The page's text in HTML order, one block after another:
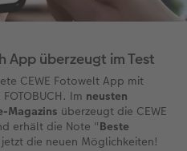
App überzeugt im Test
CEWE Fotowelt App mit
Im neusten
Magazins überzeugt die CEWE
erhält die Note "Beste
jetzt die neuen Möglichkeiten!